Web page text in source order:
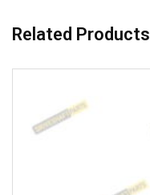
Related Products